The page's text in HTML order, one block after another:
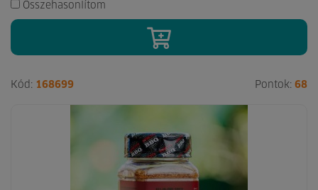
Összehasonlítom
Kód: 168699 Pontok: 68